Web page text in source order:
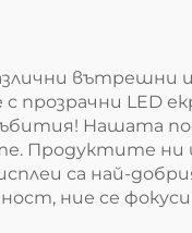
прозрачни LED
Нашата
Продуктите ни
са най-
ние се